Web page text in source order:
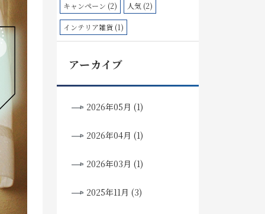
キャンペーン (2) 人気 (2)
インテリア雑貨 (1)
アーカイブ
2026年05月 (1)
2026年04月 (1)
2026年03月 (1)
2025年11月 (3)